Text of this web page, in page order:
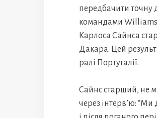
передбачити точну
командами Williams.
Карлоса Сайнса
Дакара. Цей
ралі Португалії.
Сайнс старший, не
через інтерв’ю: “Ми